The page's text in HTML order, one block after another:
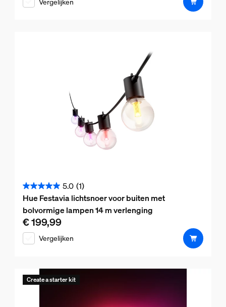
5
5.0 (1)
5.0
van
de
5
sterren.
Hue Festavia lichtsnoer voor buiten met
bolvormige lampen 14 m verlenging
De huidige prijs is € 199,99
€ 199,99
Vergelijken
Create a starter kit